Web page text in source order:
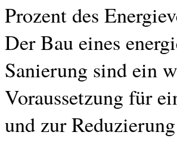
Prozent des
Der Bau eines
Sanierung sind ein
Voraussetzung für
und zur